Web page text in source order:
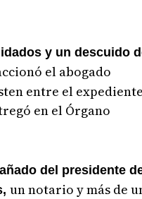
y un descuido
el abogado
entre el expediente
en el Órgano
del presidente
un notario y más de